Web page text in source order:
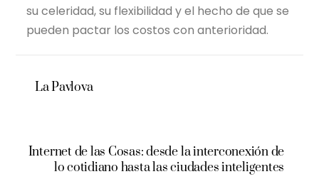
su celeridad, su flexibilidad y el hecho de que se
pueden pactar los costos con anterioridad.
La Pavlova
Internet de las Cosas: desde la interconexión de
lo cotidiano hasta las ciudades inteligentes